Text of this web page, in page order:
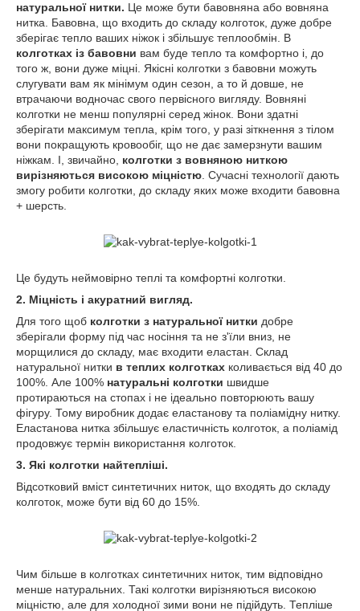
натуральної нитки. Це може бути бавовняна або вовняна
нитка. Бавовна, що входить до складу колготок, дуже добре
зберігає тепло ваших ніжок і збільшує теплообмін. В
колготках із бавовни вам буде тепло та комфортно і, до
того ж, вони дуже міцні. Якісні колготки з бавовни можуть
слугувати вам як мінімум один сезон, а то й довше, не
втрачаючи водночас свого первісного вигляду. Вовняні
колготки не менш популярні серед жінок. Вони здатні
зберігати максимум тепла, крім того, у разі зіткнення з тілом
вони покращують кровообіг, що не дає замерзнути вашим
ніжкам. І, звичайно, колготки з вовняною ниткою
вирізняються високою міцністю . Сучасні технології дають
змогу робити колготки, до складу яких може входити бавовна
+ шерсть.
Це будуть неймовірно теплі та комфортні колготки.
2. Міцність і акуратний вигляд.
Для того щоб колготки з натуральної нитки добре
зберігали форму під час носіння та не з'їли вниз, не
морщилися до складу, має входити еластан. Склад
натуральної нитки в теплих колготках коливається від 40 до
100%. Але 100% натуральні колготки швидше
протираються на стопах і не ідеально повторюють вашу
фігуру. Тому виробник додає еластанову та поліамідну нитку.
Еластанова нитка збільшує еластичність колготок, а поліамід
продовжує термін використання колготок.
3. Які колготки найтепліші.
Відсотковий вміст синтетичних ниток, що входять до складу
колготок, може бути від 60 до 15%.
Чим більше в колготках синтетичних ниток, тим відповідно
менше натуральних. Такі колготки вирізняються високою
міцністю, але для холодної зими вони не підійдуть. Тепліше